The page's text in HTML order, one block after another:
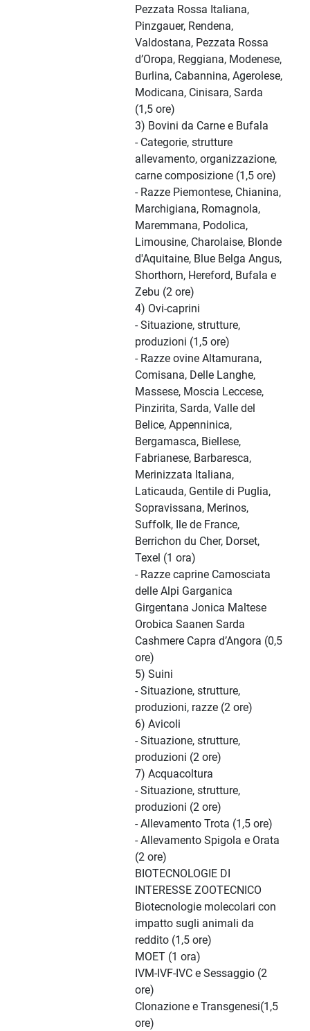
Pezzata Rossa Italiana,
Pinzgauer, Rendena,
Valdostana, Pezzata Rossa
d’Oropa, Reggiana, Modenese,
Burlina, Cabannina, Agerolese,
Modicana, Cinisara, Sarda
(1,5 ore)
3) Bovini da Carne e Bufala
- Categorie, strutture
allevamento, organizzazione,
carne composizione (1,5 ore)
- Razze Piemontese, Chianina,
Marchigiana, Romagnola,
Maremmana, Podolica,
Limousine, Charolaise, Blonde
d'Aquitaine, Blue Belga Angus,
Shorthorn, Hereford, Bufala e
Zebu (2 ore)
4) Ovi-caprini
- Situazione, strutture,
produzioni (1,5 ore)
- Razze ovine Altamurana,
Comisana, Delle Langhe,
Massese, Moscia Leccese,
Pinzirita, Sarda, Valle del
Belice, Appenninica,
Bergamasca, Biellese,
Fabrianese, Barbaresca,
Merinizzata Italiana,
Laticauda, Gentile di Puglia,
Sopravissana, Merinos,
Suffolk, Ile de France,
Berrichon du Cher, Dorset,
Texel (1 ora)
- Razze caprine Camosciata
delle Alpi Garganica
Girgentana Jonica Maltese
Orobica Saanen Sarda
Cashmere Capra d’Angora (0,5
ore)
5) Suini
- Situazione, strutture,
produzioni, razze (2 ore)
6) Avicoli
- Situazione, strutture,
produzioni (2 ore)
7) Acquacoltura
- Situazione, strutture,
produzioni (2 ore)
- Allevamento Trota (1,5 ore)
- Allevamento Spigola e Orata
(2 ore)
BIOTECNOLOGIE DI
INTERESSE ZOOTECNICO
Biotecnologie molecolari con
impatto sugli animali da
reddito (1,5 ore)
MOET (1 ora)
IVM-IVF-IVC e Sessaggio (2
ore)
Clonazione e Transgenesi(1,5
ore)